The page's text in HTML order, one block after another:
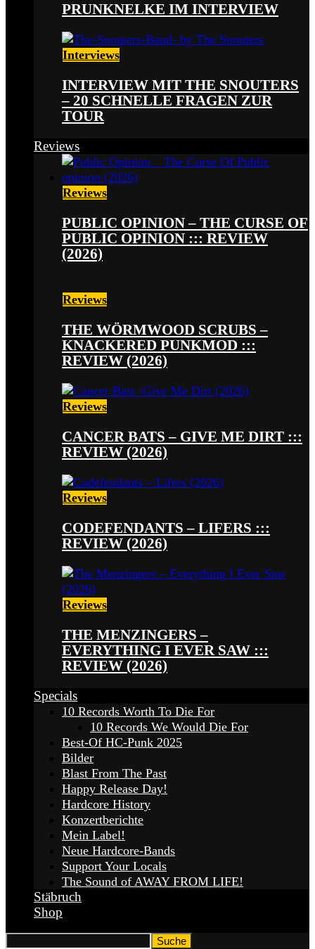
PRUNKNELKE IM INTERVIEW
Interviews
INTERVIEW MIT THE SNOUTERS
– 20 SCHNELLE FRAGEN ZUR
TOUR
Reviews
Reviews
PUBLIC OPINION – THE CURSE OF
PUBLIC OPINION ::: REVIEW
(2026)
Reviews
THE WÖRMWOOD SCRUBS –
KNACKERED PUNKMOD :::
REVIEW (2026)
Reviews
CANCER BATS – GIVE ME DIRT :::
REVIEW (2026)
Reviews
CODEFENDANTS – LIFERS :::
REVIEW (2026)
Reviews
THE MENZINGERS –
EVERYTHING I EVER SAW :::
REVIEW (2026)
Specials
10 Records Worth To Die For
10 Records We Would Die For
Best-Of HC-Punk 2025
Bilder
Blast From The Past
Happy Release Day!
Hardcore History
Konzertberichte
Mein Label!
Neue Hardcore-Bands
Support Your Locals
The Sound of AWAY FROM LIFE!
Stäbruch
Shop